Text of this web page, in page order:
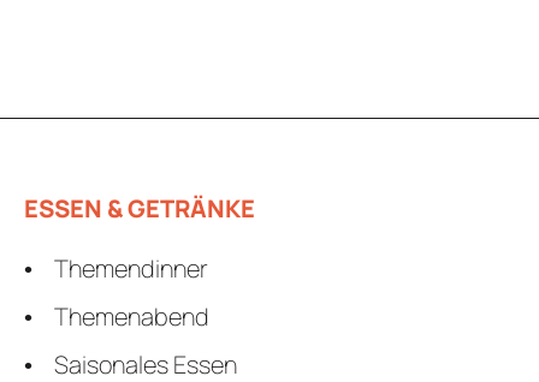
ESSEN & GETRÄNKE
Themendinner
Themenabend
Saisonales Essen